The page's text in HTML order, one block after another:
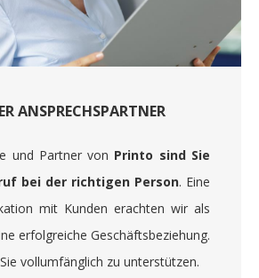
ANSPRECHSPARTNER
und Partner von Printo sind Sie
bei der richtigen Person. Eine
mit Kunden erachten wir als
erfolgreiche Geschäftsbeziehung.
vollumfänglich zu unterstützen.